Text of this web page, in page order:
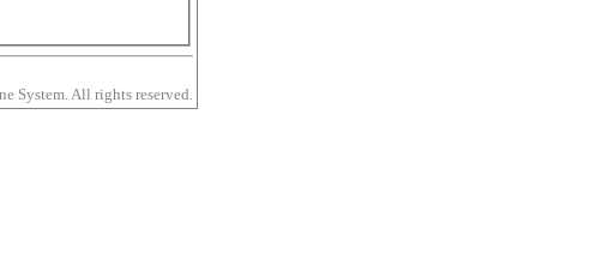
System. All rights reserved.